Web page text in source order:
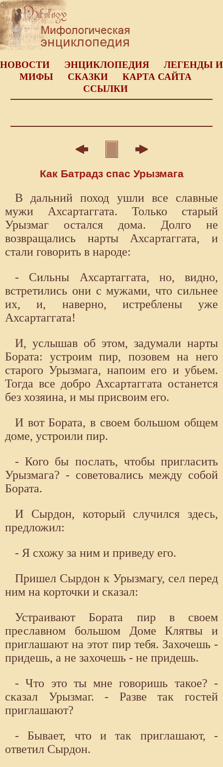
НОВОСТИ ЭНЦИКЛОПЕДИЯ
ЛЕГЕНДЫ И
МИФЫ
СКАЗКИ
КАРТА САЙТА
ССЫЛКИ
Как Батрадз спас Урызмага
В дальний поход ушли все славные
мужи Ахсартаггата. Только старый
Урызмаг остался дома. Долго не
возвращались нарты Ахсартаггата, и
стали говорить в народе:
- Сильны Ахсартаггата, но, видно,
встретились они с мужами, что сильнее
их, и, наверно, истреблены уже
Ахсартаггата!
И, услышав об этом, задумали нарты
Бората: устроим пир, позовем на него
старого Урызмага, напоим его и убьем.
Тогда все добро Ахсартаггата останется
без хозяина, и мы присвоим его.
И вот Бората, в своем большом общем
доме, устроили пир.
- Кого бы послать, чтобы пригласить
Урызмага? - советовались между собой
Бората.
И Сырдон, который случился здесь,
предложил:
- Я схожу за ним и приведу его.
Пришел Сырдон к Урызмагу, сел перед
ним на корточки и сказал:
Устраивают Бората пир в своем
преславном большом Доме Клятвы и
приглашают на этот пир тебя. Захочешь -
придешь, а не захочешь - не придешь.
- Что это ты мне говоришь такое? -
сказал Урызмаг. - Разве так гостей
приглашают?
- Бывает, что и так приглашают, -
ответил Сырдон.